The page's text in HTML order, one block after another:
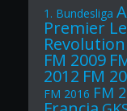
1. Bundesliga
Premier
Revolution
FM 2009
2012 FM
FM 2016 FM